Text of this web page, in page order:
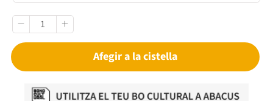
Afegir a la cistella